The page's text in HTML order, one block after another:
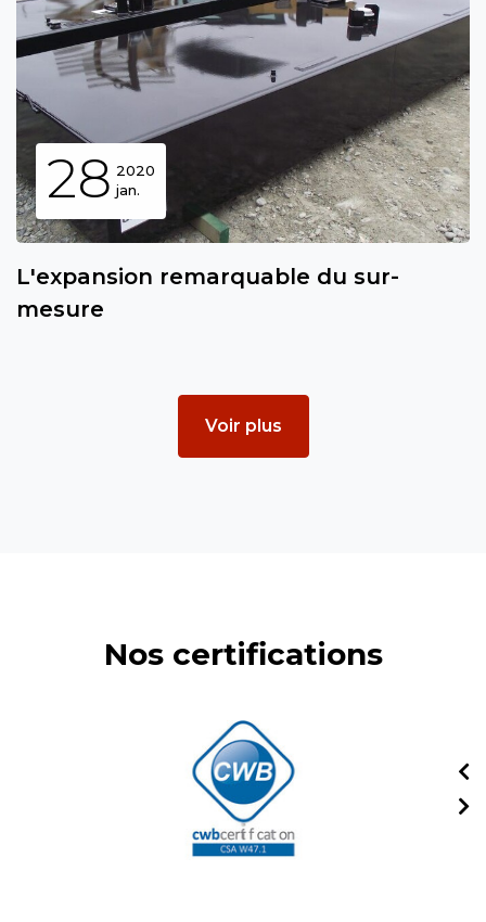
28 2020
jan.
L'expansion remarquable du sur-
mesure
Voir plus
Nos certifications